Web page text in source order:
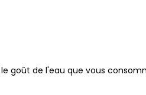
goût de l'eau que vous